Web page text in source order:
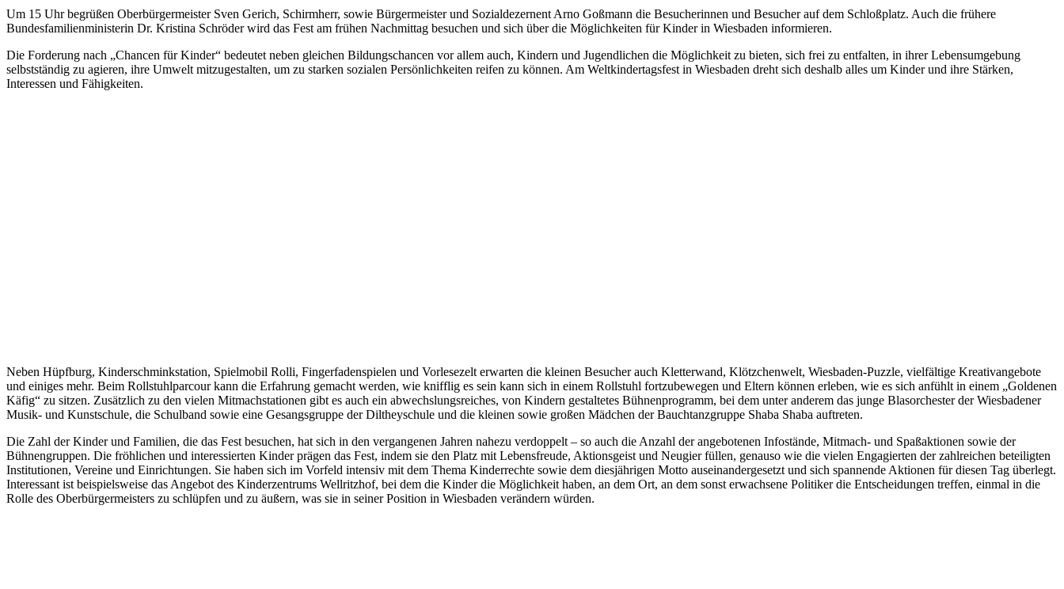
Um 15 Uhr begrüßen Oberbürgermeister Sven Gerich, Schirmherr, sowie Bürgermeister und Sozialdezernent Arno Goßmann die Besucherinnen und Besucher auf dem Schloßplatz. Auch die frühere
Bundesfamilienministerin Dr. Kristina Schröder wird das Fest am frühen Nachmittag besuchen und sich über die Möglichkeiten für Kinder in Wiesbaden informieren.
Die Forderung nach „Chancen für Kinder“ bedeutet neben gleichen Bildungschancen vor allem auch, Kindern und Jugendlichen die Möglichkeit zu bieten, sich frei zu entfalten, in ihrer Lebensumgebung
selbstständig zu agieren, ihre Umwelt mitzugestalten, um zu starken sozialen Persönlichkeiten reifen zu können. Am Weltkindertagsfest in Wiesbaden dreht sich deshalb alles um Kinder und ihre Stärken,
Interessen und Fähigkeiten.
Neben Hüpfburg, Kinderschminkstation, Spielmobil Rolli, Fingerfadenspielen und Vorlesezelt erwarten die kleinen Besucher auch Kletterwand, Klötzchenwelt, Wiesbaden-Puzzle, vielfältige Kreativangebote
und einiges mehr. Beim Rollstuhlparcour kann die Erfahrung gemacht werden, wie knifflig es sein kann sich in einem Rollstuhl fortzubewegen und Eltern können erleben, wie es sich anfühlt in einem „Goldenen
Käfig“ zu sitzen. Zusätzlich zu den vielen Mitmachstationen gibt es auch ein abwechslungsreiches, von Kindern gestaltetes Bühnenprogramm, bei dem unter anderem das junge Blasorchester der Wiesbadener
Musik- und Kunstschule, die Schulband sowie eine Gesangsgruppe der Diltheyschule und die kleinen sowie großen Mädchen der Bauchtanzgruppe Shaba Shaba auftreten.
Die Zahl der Kinder und Familien, die das Fest besuchen, hat sich in den vergangenen Jahren nahezu verdoppelt – so auch die Anzahl der angebotenen Infostände, Mitmach- und Spaßaktionen sowie der
Bühnengruppen. Die fröhlichen und interessierten Kinder prägen das Fest, indem sie den Platz mit Lebensfreude, Aktionsgeist und Neugier füllen, genauso wie die vielen Engagierten der zahlreichen beteiligten
Institutionen, Vereine und Einrichtungen. Sie haben sich im Vorfeld intensiv mit dem Thema Kinderrechte sowie dem diesjährigen Motto auseinandergesetzt und sich spannende Aktionen für diesen Tag überlegt.
Interessant ist beispielsweise das Angebot des Kinderzentrums Wellritzhof, bei dem die Kinder die Möglichkeit haben, an dem Ort, an dem sonst erwachsene Politiker die Entscheidungen treffen, einmal in die
Rolle des Oberbürgermeisters zu schlüpfen und zu äußern, was sie in seiner Position in Wiesbaden verändern würden.